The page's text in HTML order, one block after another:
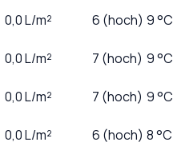
0,0L/m² 6 (hoch) 9 °C
0,0L/m² 7 (hoch) 9 °C
0,0L/m² 7 (hoch) 9 °C
0,0L/m² 6 (hoch) 8 °C